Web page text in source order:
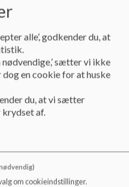
af de ansatte
ud.
undrende over for, at
beskrive lidt tydeligere,
alle’, godkender du, at
sætter vi ikke
en cookie for at huske
du, at vi sætter
af.
om cookieindstillinger.